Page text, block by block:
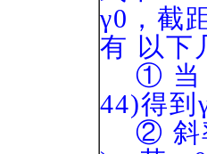
γ0，截
有 以下
① 当
44)得到
② 斜